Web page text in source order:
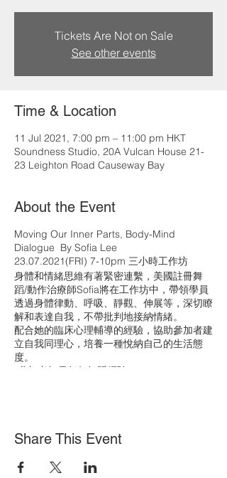
Tickets Are Not on Sale
See other events
Time & Location
11 Jul 2021, 7:00 pm – 11:00 pm HKT
Soundness Studio, 20A Vulcan House 21-
23 Leighton Road Causeway Bay
About the Event
Moving Our Inner Parts, Body-Mind
Dialogue By Sofia Lee
23.07.2021(FRI) 7-10pm 三小時工作坊
身體和情緒思維有著緊密連繫，美國註冊舞
蹈/動作治療師Sofia將在工作坊中，帶領學員
透過身體律動、呼吸、靜觀、伸展等，深切瞭
解和表達自我，不帶批判地接納情緒。
配合她的臨床心理輔導的經驗，協助參加者建
立自我同理心，培養一種悅納自己的生活態
度。
*參加者無需任何舞蹈經驗
場地：Soundness Studio 銅鑼灣禮頓道21-
23號均峰商業大廈 20A
價$430）
Share This Event